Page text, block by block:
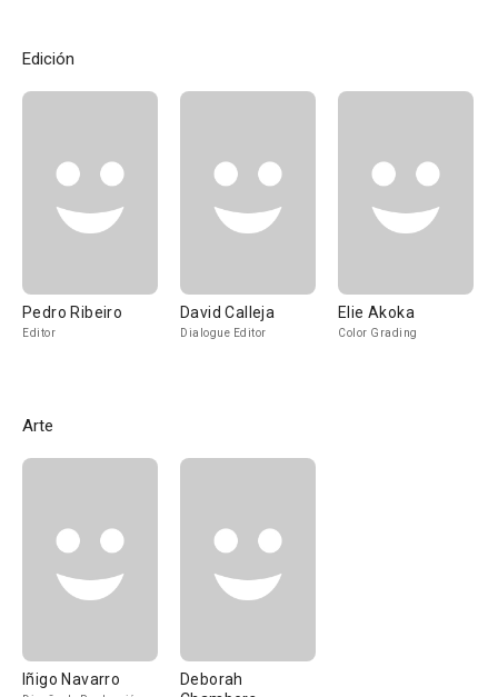
Edición
Pedro Ribeiro
Editor
David Calleja
Dialogue Editor
Elie Akoka
Color Grading
Arte
Iñigo Navarro
Deborah